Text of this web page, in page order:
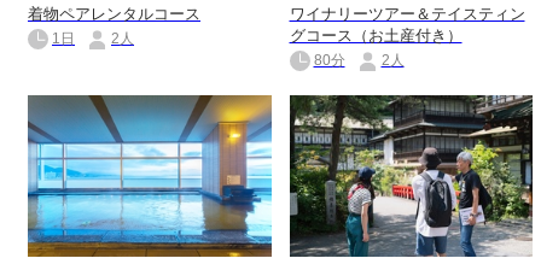
着物ペアレンタルコース
1日 2人
ワイナリーツアー＆テイスティン
グコース（お土産付き）
80分 2人